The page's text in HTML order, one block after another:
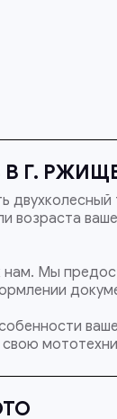
Г.
возраста
нам. Мы